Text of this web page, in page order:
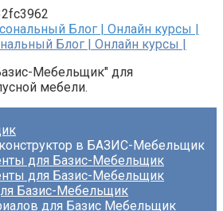
Блог | Онлайн курсы |
Мебельщик" для
мебели.
в БАЗИС-Мебельщик
для Базис-Мебельщик
для Базис-Мебельщик
Базис-Мебельщик
для Базис Мебельщик